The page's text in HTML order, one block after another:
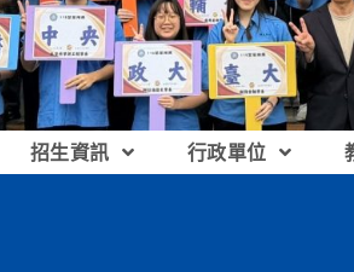
招生資訊 行政單位